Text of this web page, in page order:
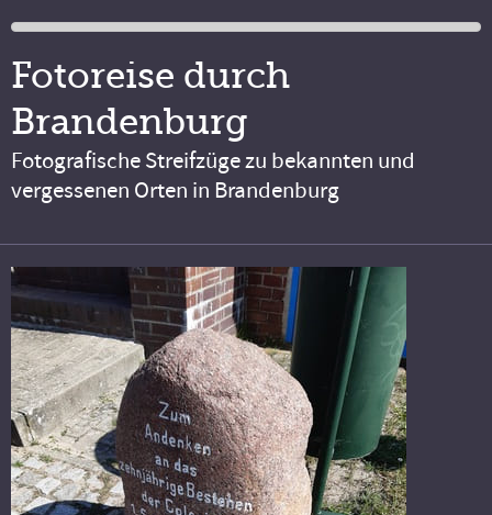
Fotoreise durch
Brandenburg
Fotografische Streifzüge zu bekannten und
vergessenen Orten in Brandenburg